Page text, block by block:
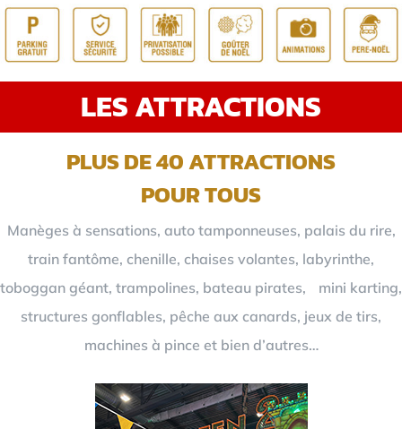
LES ATTRACTIONS
PLUS DE 40 ATTRACTIONS
POUR TOUS
Manèges à sensations, auto tamponneuses, palais du rire,
train fantôme, chenille, chaises volantes, labyrinthe,
toboggan géant, trampolines, bateau pirates, mini karting,
structures gonflables, pêche aux canards, jeux de tirs,
machines à pince et bien d’autres…